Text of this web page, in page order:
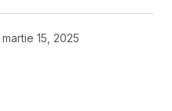
martie 15, 2025